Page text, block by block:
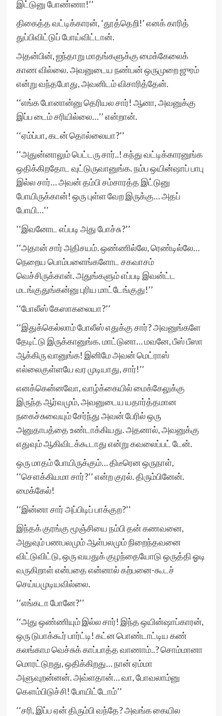
இட்டுனு போண்ணா!’’
திகைத்த வட்டிக்காரன், ‘தூத்தெறி!’ எனக் காரித்
துப்பிவிட்டுப் போய்விட்டான்.
அதன்பின், ஐந்தாறு மாதங்களுக்கு மைக்கேலைக்
காண வில்லை. அவனுடைய நண்பன் ஒருமுறை ஜுரம்
என்று வந்தபோது, அவனிடம் விசாரித்தேன்.
‘‘எங்க போனான்னு தெரியல சார்! ஆனா, அவனுக்கு
இப்ப டைம் சரியில்லை…’’ என்றான்.
‘‘ஏம்ப்பா, கடன் தொல்லையா?’’
‘‘அதுன்னாலும் பெட்டரு சார்..! கந்து வட்டிக்காரனுங்க
ஒதிக்கிறதோட வுட்டுருவானுங்க. நம்ப ஒயின்ஷாப் பாபு
இல்ல சார்… அவன் தம்பி சம்சாரத்த இட்டுனு
போயிருக்கான்! ஒரு புள்ள வேற இருக்கு… அதப்
போயி…’’
‘‘இவனோட எப்படி அது போச்சு?’’
‘‘அதான் சார் அதிசயம். ஒண்ணில்லே, ரெண்டில்லே…
நெறைய பொம்பளைங்களோட சகவாசம்
வெச்சிருக்கான். அதுங்களும் எப்படி இவன்ட்ட
மடங்குதுங்கன்னு புரிய மாட்டேங்குது!’’
‘‘போலீஸ் கேஸாகலையா?’’
‘‘இதுக்கெல்லாம் போலீஸ் எதுக்கு சார்? அவனுங்களே
தேடிட்டு இருக்கானுங்க. மாட்டுனா… மவனே, பீஸ் பீஸா
ஆக்கிரு வானுங்க! இனிமே அவன் மெட்ராஸ்
எல்லைகுள்ளயே வர முடியாது, சார்!’’
எனக்கென்னவோ, வாழ்க்கையில் மைக்கேலுக்கு
இருந்த ஆர்வமும், அவனுடைய யதார்த்தமான
நகைச்சுவையும் சேர்ந்து அவன் பேரில் ஒரு
அனுதாபத்தை உண்டாக்கியது. அதனால், அவனுக்கு
எதுவும் ஆகிவிடக்கூடாது என்று கவலைப்பட் டேன்.
ஒரு மாதம் போயிருக்கும்… திடீரென ஒருநாள்,
‘‘சௌக்கியமா சார்?’’ என்ற குரல். திரும்பினேன்.
மைக்கேல்!
‘‘இன்னா சார் அப்பிடிப் பாக்குற?’’
இந்தக் குரங்கு மூஞ்சியை நம்பி தன் கணவனை,
அதுவும் பணபலமும் ஆள்பலமும் நிறைந்தவனை
விட்டுவிட்டு, ஒரு வயதுக் குழந்தையோடு ஒருத்தி ஓடி
வருகிறாள் என்பதை என்னால் கற்பனை-கூடச்
செய்யமுடியவில்லை.
‘‘எங்கடா போனே?’’
‘‘அது ஒண்ணியும் இல்ல சார்! இந்த ஒயின்ஷாப்காரன்,
ஒரு டுபாக்கூர் பார்ட்டி! கட்ன பொண்டாட்டிய கண்
கலங்காம வெச்சுக் காப்பாத்த வாணாம்..? சொம்மானா
மொரட்டுறது, ஒதிக்கிறது… நான் ஏம்மா
அளுவுறன்னன். அவ்ளதான்… வா, போவலாம்னு
கௌம்பிடுச்சி! போயிட்டோம்’’
‘‘சரி, இப்ப ஏன் திரும்பி வந்தே? அவங்க கையில